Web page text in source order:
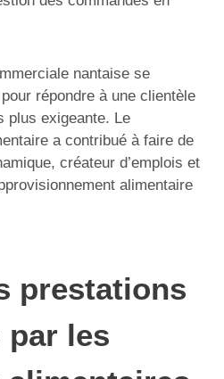
nantaise se
répondre à une clientèle
plus exigeante. Le
a contribué à faire de
créateur d’emplois et
alimentaire
prestations
par les